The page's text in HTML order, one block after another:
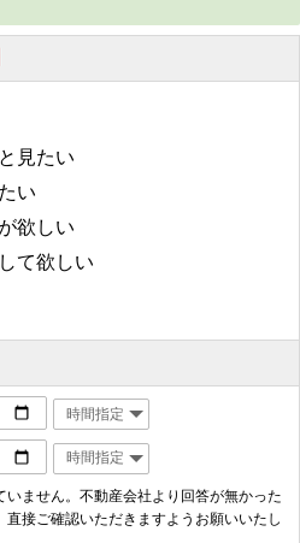
見たい
い
欲しい
て欲しい
ません。不動産会社より回答が無かった
接ご確認いただきますようお願いいたし